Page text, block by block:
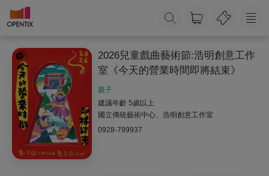
2026兒童戲曲藝術節:浩明創意工作
室《今天的營業時間即將結束》
親子
建議年齡 5歲以上
國立傳統藝術中心、浩明創意工作室
0928-799937